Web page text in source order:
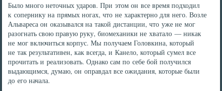
Было много неточных ударов. При этом он все время подходил
к сопернику на прямых ногах, что не характерно для него. Возле
Альвареса он оказывался на такой дистанции, что уже не мог
разогнать свою правую руку, биомеханики не хватало — никак
не мог включиться корпус. Мы получаем Головкина, который
не так результативен, как всегда, и Канело, который сумел все
прочитать и реализовать. Однако сам по себе бой получился
выдающимся, думаю, он оправдал все ожидания, которые были
до его начала.